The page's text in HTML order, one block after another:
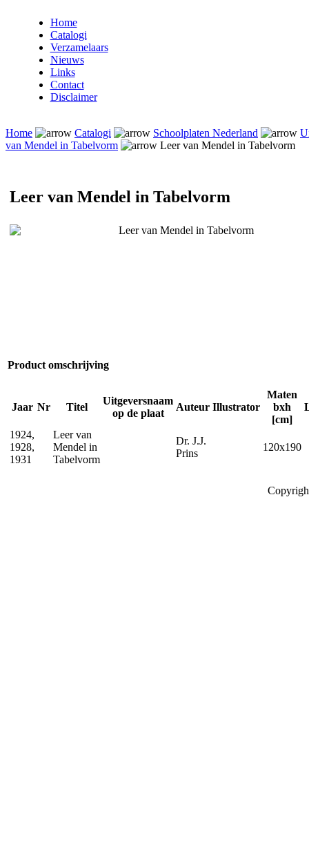
Home
Catalogi
Verzamelaars
Nieuws
Links
Contact
Disclaimer
Home Catalogi Schoolplaten Nederland
van Mendel in Tabelvorm
Leer van Mendel in Tabelvorm
Leer van Mendel in Tabelvorm
Leer van Mendel in Tabelvorm
Product omschrijving
Jaar Nr Titel
Uitgeversnaam
op de plaat
Auteur Illustrator
Maten
bxh
[cm]
1924,
1928,
1931
Leer van
Mendel in
Tabelvorm
Dr. J.J.
Prins
120x190